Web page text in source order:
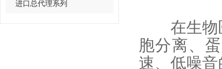
进口总代理系列
在生物医
胞分离、
速、低噪